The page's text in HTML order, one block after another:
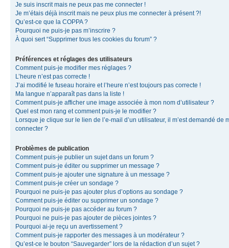
Je suis inscrit mais ne peux pas me connecter !
Je m’étais déjà inscrit mais ne peux plus me connecter à présent ?!
Qu’est-ce que la COPPA ?
Pourquoi ne puis-je pas m’inscrire ?
À quoi sert “Supprimer tous les cookies du forum” ?
Préférences et réglages des utilisateurs
Comment puis-je modifier mes réglages ?
L’heure n’est pas correcte !
J’ai modifié le fuseau horaire et l’heure n’est toujours pas correcte !
Ma langue n’apparaît pas dans la liste !
Comment puis-je afficher une image associée à mon nom d’utilisateur ?
Quel est mon rang et comment puis-je le modifier ?
Lorsque je clique sur le lien de l’e-mail d’un utilisateur, il m’est demandé de
connecter ?
Problèmes de publication
Comment puis-je publier un sujet dans un forum ?
Comment puis-je éditer ou supprimer un message ?
Comment puis-je ajouter une signature à un message ?
Comment puis-je créer un sondage ?
Pourquoi ne puis-je pas ajouter plus d’options au sondage ?
Comment puis-je éditer ou supprimer un sondage ?
Pourquoi ne puis-je pas accéder au forum ?
Pourquoi ne puis-je pas ajouter de pièces jointes ?
Pourquoi ai-je reçu un avertissement ?
Comment puis-je rapporter des messages à un modérateur ?
Qu’est-ce le bouton “Sauvegarder” lors de la rédaction d’un sujet ?